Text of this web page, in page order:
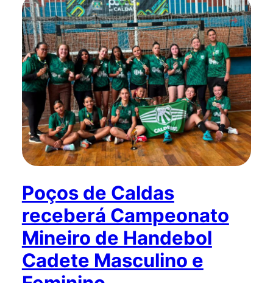
Poços de Caldas
receberá Campeonato
Mineiro de Handebol
Cadete Masculino e